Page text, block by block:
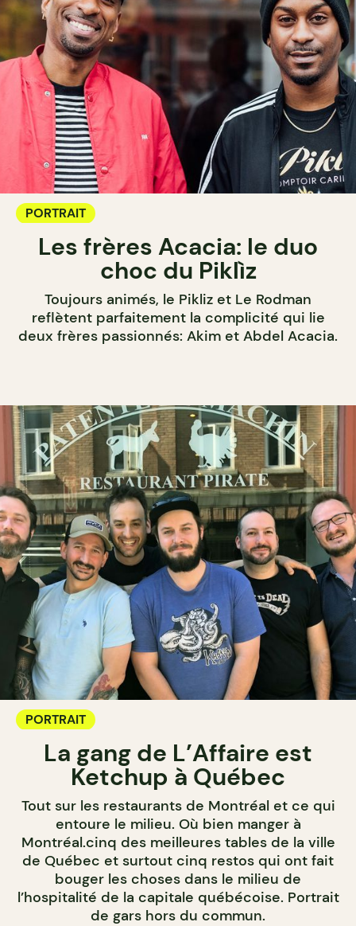
PORTRAIT
Les frères Acacia: le duo
choc du Piklìz
Toujours animés, le Pikliz et Le Rodman
reflètent parfaitement la complicité qui lie
deux frères passionnés: Akim et Abdel Acacia.
PORTRAIT
La gang de L’Affaire est
Ketchup à Québec
Tout sur les restaurants de Montréal et ce qui
entoure le milieu. Où bien manger à
Montréal.cinq des meilleures tables de la ville
de Québec et surtout cinq restos qui ont fait
bouger les choses dans le milieu de
l’hospitalité de la capitale québécoise. Portrait
de gars hors du commun.